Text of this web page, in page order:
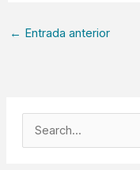
← Entrada anterior
u